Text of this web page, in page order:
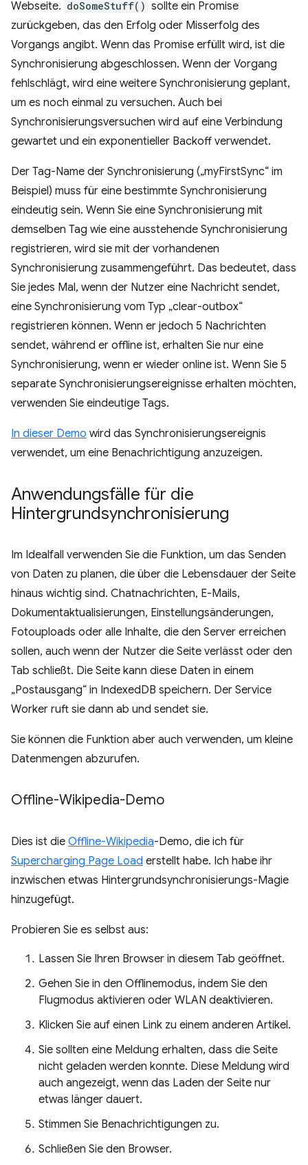
Webseite. doSomeStuff() sollte ein Promise
zurückgeben, das den Erfolg oder Misserfolg des
Vorgangs angibt. Wenn das Promise erfüllt wird, ist die
Synchronisierung abgeschlossen. Wenn der Vorgang
fehlschlägt, wird eine weitere Synchronisierung geplant,
um es noch einmal zu versuchen. Auch bei
Synchronisierungsversuchen wird auf eine Verbindung
gewartet und ein exponentieller Backoff verwendet.
Der Tag-Name der Synchronisierung („myFirstSync“ im
Beispiel) muss für eine bestimmte Synchronisierung
eindeutig sein. Wenn Sie eine Synchronisierung mit
demselben Tag wie eine ausstehende Synchronisierung
registrieren, wird sie mit der vorhandenen
Synchronisierung zusammengeführt. Das bedeutet, dass
Sie jedes Mal, wenn der Nutzer eine Nachricht sendet,
eine Synchronisierung vom Typ „clear-outbox“
registrieren können. Wenn er jedoch 5 Nachrichten
sendet, während er offline ist, erhalten Sie nur eine
Synchronisierung, wenn er wieder online ist. Wenn Sie 5
separate Synchronisierungsereignisse erhalten möchten,
verwenden Sie eindeutige Tags.
In dieser Demo wird das Synchronisierungsereignis
verwendet, um eine Benachrichtigung anzuzeigen.
Anwendungsfälle für die
Hintergrundsynchronisierung
Im Idealfall verwenden Sie die Funktion, um das Senden
von Daten zu planen, die über die Lebensdauer der Seite
hinaus wichtig sind. Chatnachrichten, E-Mails,
Dokumentaktualisierungen, Einstellungsänderungen,
Fotouploads oder alle Inhalte, die den Server erreichen
sollen, auch wenn der Nutzer die Seite verlässt oder den
Tab schließt. Die Seite kann diese Daten in einem
„Postausgang“ in IndexedDB speichern. Der Service
Worker ruft sie dann ab und sendet sie.
Sie können die Funktion aber auch verwenden, um kleine
Datenmengen abzurufen.
Offline-Wikipedia-Demo
Dies ist die Offline-Wikipedia-Demo, die ich für
Supercharging Page Load erstellt habe. Ich habe ihr
inzwischen etwas Hintergrundsynchronisierungs-Magie
hinzugefügt.
Probieren Sie es selbst aus:
Lassen Sie Ihren Browser in diesem Tab geöffnet.
Gehen Sie in den Offlinemodus, indem Sie den
Flugmodus aktivieren oder WLAN deaktivieren.
Klicken Sie auf einen Link zu einem anderen Artikel.
Sie sollten eine Meldung erhalten, dass die Seite
nicht geladen werden konnte. Diese Meldung wird
auch angezeigt, wenn das Laden der Seite nur
etwas länger dauert.
Stimmen Sie Benachrichtigungen zu.
Schließen Sie den Browser.